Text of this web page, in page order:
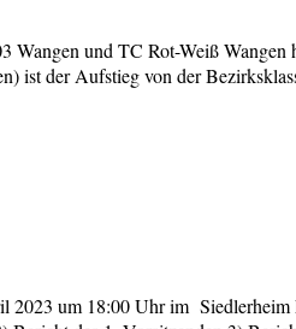
und TC Rot-Weiß
ist der Aufstieg von der
um 18:00 Uhr im